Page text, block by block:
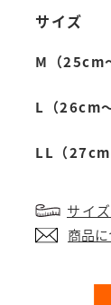
サイズ
M（25cm
L（26cm
LL（27cm
サイ
商品